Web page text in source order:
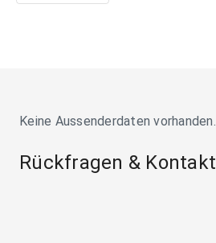
Keine Aussenderdaten vorhanden.
Rückfragen & Kontakt